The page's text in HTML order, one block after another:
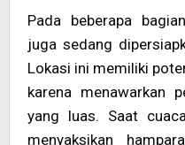
Pada beberapa
juga sedang
Lokasi ini memiliki
karena menawarkan
yang luas. Saat
menyaksikan